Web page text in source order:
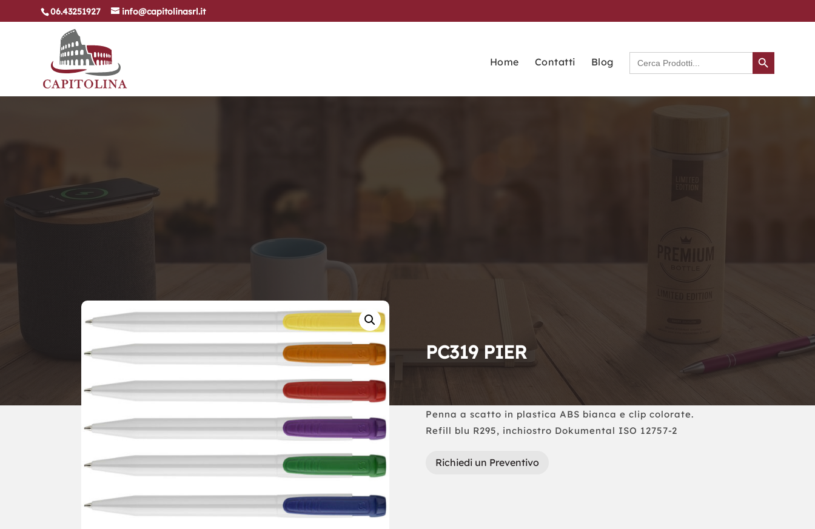
06.43251927 info@capitolinasrl.it
Home Contatti Blog Search
for:
Search Button
PC319 PIER
Penna a scatto in plastica ABS bianca e clip colorate.
Refill blu R295, inchiostro Dokumental ISO 12757-2
Richiedi un Preventivo